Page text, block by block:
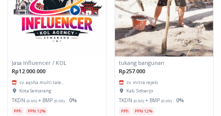
Jasa Influencer / KOL
Rp12.000.000
cv. aqsha multi tale...
Kota Semarang
TKDN (0.00) + BMP (0.00) : 0%
PPh PPN 12%
tukang bangunan
Rp257.000
cv. mitra rejeki
Kab. Sidoarjo
TKDN (0.00) + BMP (0.00) : 0%
PPh PPN 12%